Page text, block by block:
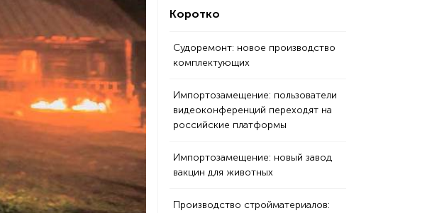
Коротко
Судоремонт: новое производство
комплектующих
Импортозамещение: пользователи
видеоконференций переходят на
российские платформы
Импортозамещение: новый завод
вакцин для животных
Производство стройматериалов: